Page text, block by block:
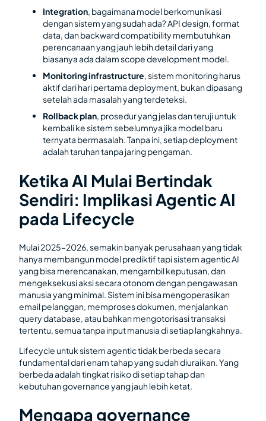
Integration, bagaimana model berkomunikasi
dengan sistem yang sudah ada? API design, format
data, dan backward compatibility membutuhkan
perencanaan yang jauh lebih detail dari yang
biasanya ada dalam scope development model.
Monitoring infrastructure, sistem monitoring harus
aktif dari hari pertama deployment, bukan dipasang
setelah ada masalah yang terdeteksi.
Rollback plan, prosedur yang jelas dan teruji untuk
kembali ke sistem sebelumnya jika model baru
ternyata bermasalah. Tanpa ini, setiap deployment
adalah taruhan tanpa jaring pengaman.
Ketika AI Mulai Bertindak
Sendiri: Implikasi Agentic AI
pada Lifecycle
Mulai 2025–2026, semakin banyak perusahaan yang tidak
hanya membangun model prediktif tapi sistem agentic AI
yang bisa merencanakan, mengambil keputusan, dan
mengeksekusi aksi secara otonom dengan pengawasan
manusia yang minimal. Sistem ini bisa mengoperasikan
email pelanggan, memproses dokumen, menjalankan
query database, atau bahkan mengotorisasi transaksi
tertentu, semua tanpa input manusia di setiap langkahnya.
Lifecycle untuk sistem agentic tidak berbeda secara
fundamental dari enam tahap yang sudah diuraikan. Yang
berbeda adalah tingkat risiko di setiap tahap dan
kebutuhan governance yang jauh lebih ketat.
Mengapa governance